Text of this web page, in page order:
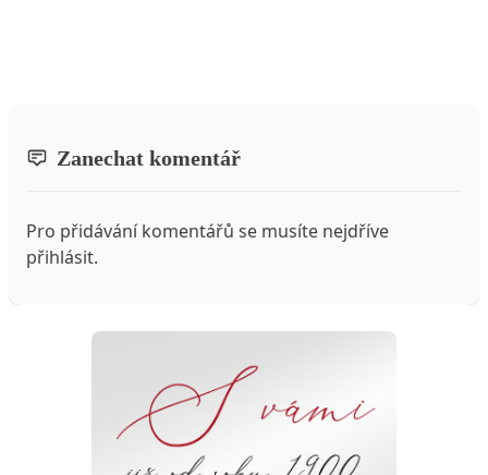
Zanechat komentář
Pro přidávání komentářů se musíte nejdříve
přihlásit.